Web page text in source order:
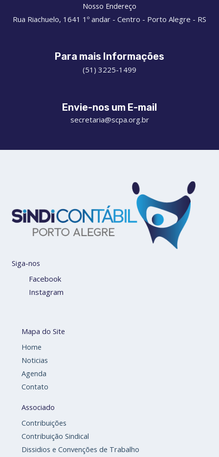
Nosso Endereço
Rua Riachuelo, 1641 1º andar - Centro - Porto Alegre - RS
Para mais Informações
(51) 3225-1499
Envie-nos um E-mail
secretaria@scpa.org.br
Siga-nos
Facebook
Instagram
Mapa do Site
Home
Noticias
Agenda
Contato
Associado
Contribuições
Contribuição Sindical
Dissidios e Convenções de Trabalho